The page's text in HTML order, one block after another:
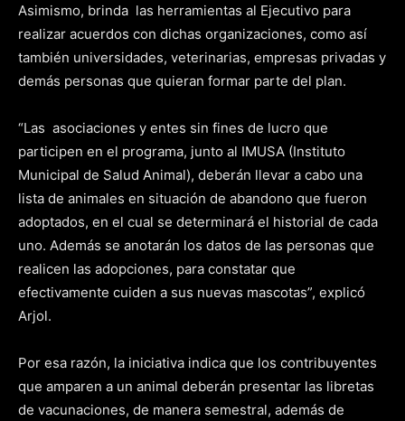
Asimismo, brinda las herramientas al Ejecutivo para
realizar acuerdos con dichas organizaciones, como así
también universidades, veterinarias, empresas privadas y
demás personas que quieran formar parte del plan.
“Las asociaciones y entes sin fines de lucro que
participen en el programa, junto al IMUSA (Instituto
Municipal de Salud Animal), deberán llevar a cabo una
lista de animales en situación de abandono que fueron
adoptados, en el cual se determinará el historial de cada
uno. Además se anotarán los datos de las personas que
realicen las adopciones, para constatar que
efectivamente cuiden a sus nuevas mascotas”, explicó
Arjol.
Por esa razón, la iniciativa indica que los contribuyentes
que amparen a un animal deberán presentar las libretas
de vacunaciones, de manera semestral, además de